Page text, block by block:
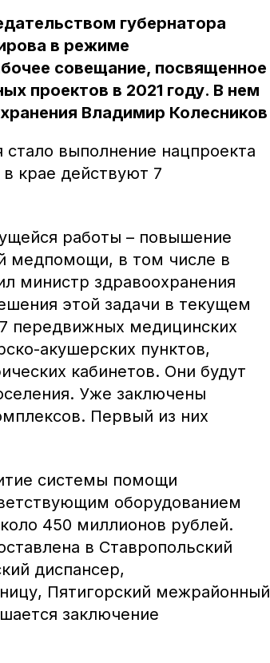
губернатора
в режиме
совещание, посвященное
проектов в 2021 году. В нем
Владимир Колесников
выполнение нацпроекта
крае действуют 7
работы – повышение
медпомощи, в том числе в
министр здравоохранения
этой задачи в текущем
передвижных медицинских
акушерских пунктов,
кабинетов. Они будут
Уже заключены
Первый из них
системы помощи
оборудованием
450 миллионов рублей.
в Ставропольский
диспансер,
Пятигорский межрайонный
заключение